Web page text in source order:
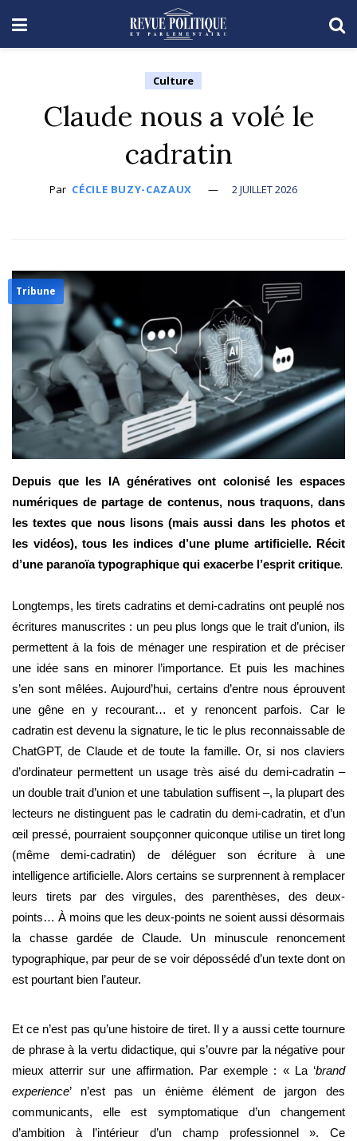
Culture
Claude nous a volé le
cadratin
Par CÉCILE BUZY-CAZAUX 2 JUILLET 2026
Tribune
Depuis que les IA génératives ont colonisé les espaces
numériques de partage de contenus, nous traquons, dans
les textes que nous lisons (mais aussi dans les photos et
les vidéos), tous les indices d’une plume artificielle. Récit
d’une paranoïa typographique qui exacerbe l’esprit critique.
Longtemps, les tirets cadratins et demi-cadratins ont peuplé nos
écritures manuscrites : un peu plus longs que le trait d’union, ils
permettent à la fois de ménager une respiration et de préciser
une idée sans en minorer l’importance. Et puis les machines
s’en sont mêlées. Aujourd’hui, certains d’entre nous éprouvent
une gêne en y recourant… et y renoncent parfois. Car le
cadratin est devenu la signature, le tic le plus reconnaissable de
ChatGPT, de Claude et de toute la famille. Or, si nos claviers
d’ordinateur permettent un usage très aisé du demi-cadratin –
un double trait d’union et une tabulation suffisent –, la plupart des
lecteurs ne distinguent pas le cadratin du demi-cadratin, et d’un
œil pressé, pourraient soupçonner quiconque utilise un tiret long
(même demi-cadratin) de déléguer son écriture à une
intelligence artificielle. Alors certains se surprennent à remplacer
leurs tirets par des virgules, des parenthèses, des deux-
points… À moins que les deux-points ne soient aussi désormais
la chasse gardée de Claude. Un minuscule renoncement
typographique, par peur de se voir dépossédé d’un texte dont on
est pourtant bien l’auteur.
Et ce n’est pas qu’une histoire de tiret. Il y a aussi cette tournure
de phrase à la vertu didactique, qui s’ouvre par la négative pour
mieux atterrir sur une affirmation. Par exemple : « La ‘brand
experience’ n’est pas un énième élément de jargon des
communicants, elle est symptomatique d’un changement
d’ambition à l’intérieur d’un champ professionnel ». Ce